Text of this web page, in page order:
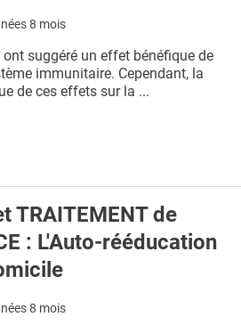
8 mois
suggéré un effet bénéfique de
immunitaire. Cependant, la
de ces effets sur la ...
TRAITEMENT de
: L'Auto-rééducation
8 mois